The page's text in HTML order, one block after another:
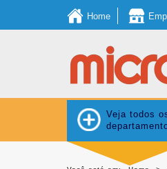
Home
Veja todos